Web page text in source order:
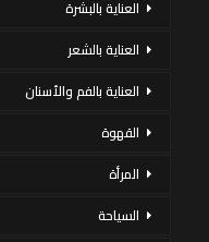
العناية بالبشرة
العناية بالشعر
العناية بالفم والأسنان
القهوة
المرأة
السياحة